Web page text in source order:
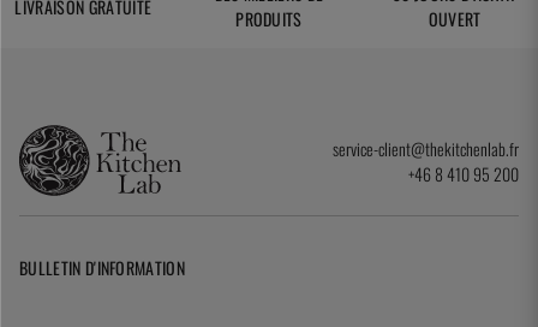
LIVRAISON GRATUITE
PRODUITS
OUVERT
service-client@thekitchenlab.fr
+46 8 410 95 200
BULLETIN D'INFORMATION